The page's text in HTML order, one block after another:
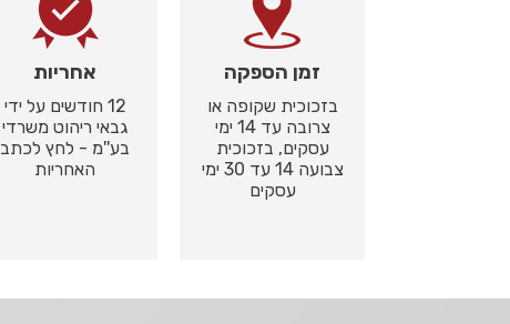
זמן הספקה
בזכוכית שקופה או
צרובה עד 14 ימי
עסקים, בזכוכית
צבועה 14 עד 30 ימי
עסקים
אחריות
12 חודשים על ידי
גבאי ריהוט משרדי
בע''מ - לחץ לכתב
האחריות